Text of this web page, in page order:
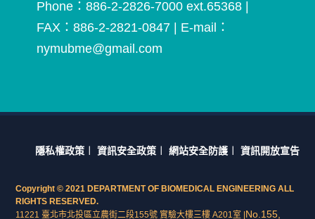
Phone：886-2-2826-7000 ext.65368|
FAX：886-2-2821-0847| E-mail：
nymubme@gmail.com
隱私權政策︱ 資訊安全政策︱ 網站安全防護︱ 資訊開放宣告
Copyright © 2021 DEPARTMENT OF BIOMEDICAL ENGINEERING ALL
RIGHTS RESERVED.
11221 臺北市北投區立農街二段155號 實驗大樓三樓 A201室 | No.155,